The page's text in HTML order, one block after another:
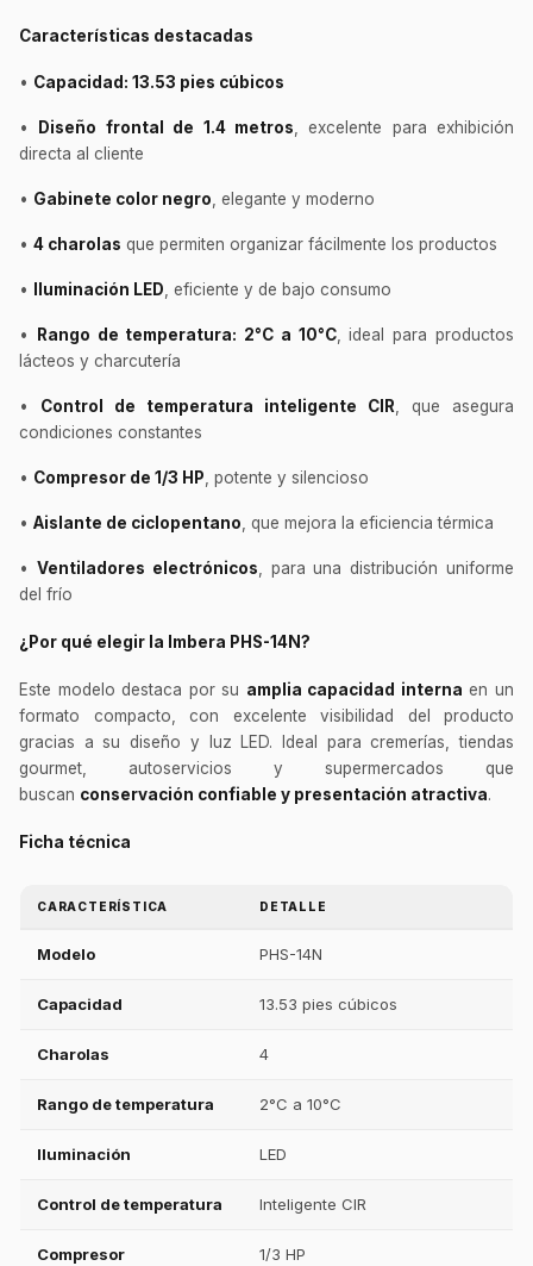
Características destacadas
• Capacidad: 13.53 pies cúbicos
• Diseño frontal de 1.4 metros, excelente para exhibición
directa al cliente
• Gabinete color negro, elegante y moderno
• 4 charolas que permiten organizar fácilmente los productos
• Iluminación LED, eficiente y de bajo consumo
• Rango de temperatura: 2°C a 10°C, ideal para productos
lácteos y charcutería
• Control de temperatura inteligente CIR, que asegura
condiciones constantes
• Compresor de 1/3 HP, potente y silencioso
• Aislante de ciclopentano, que mejora la eficiencia térmica
• Ventiladores electrónicos, para una distribución uniforme
del frío
¿Por qué elegir la Imbera PHS-14N?
Este modelo destaca por su amplia capacidad interna en un
formato compacto, con excelente visibilidad del producto
gracias a su diseño y luz LED. Ideal para cremerías, tiendas
gourmet, autoservicios y supermercados que
buscan conservación confiable y presentación atractiva.
Ficha técnica
CARACTERÍSTICA DETALLE
Modelo PHS-14N
Capacidad 13.53 pies cúbicos
Charolas 4
Rango de temperatura 2°C a 10°C
Iluminación LED
Control de temperatura Inteligente CIR
Compresor 1/3 HP